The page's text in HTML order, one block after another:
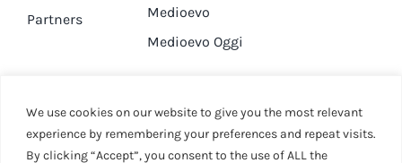
We use cookies on our website to give you the most relevant
experience by remembering your preferences and repeat visits.
By clicking “Accept”, you consent to the use of ALL the
Partners
Medioevo
Medioevo Oggi
DA GUARDARE
Canale YouTube
CONTATTI
Contatti